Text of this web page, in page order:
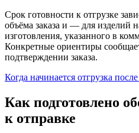
Срок готовности к отгрузке
объёма заказа и — для изделий
изготовления, указанного в
Конкретные ориентиры
подтверждении заказа.
Когда начинается отгрузка
Как подготовлено
к отправке